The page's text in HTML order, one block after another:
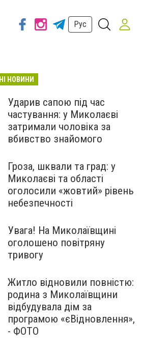
Рус
НОВИНИ
Ударив сапою під час
частування: у Миколаєві
затримали чоловіка за
вбивство знайомого
Гроза, шквали та град: у
Миколаєві та області
оголосили «жовтий» рівень
небезпечності
Увага! На Миколаївщині
оголошено повітряну
тривогу
Житло відновили повністю:
родина з Миколаївщини
відбудувала дім за
програмою «єВідновлення»,
- ФОТО